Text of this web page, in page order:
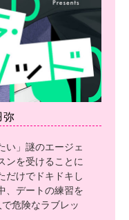
弥
い」謎のエージェ
ンを受けることに
だけでドキドキし
、デートの練習を
危険なラブレッ